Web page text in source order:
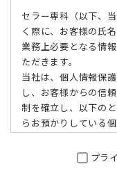
セラー専科（以下、
く際に、お客様の氏
業務上必要となる情
ただきます。
当社は、個人情報保
し、お客様からの信
制を確立し、以下の
らお預かりしている
個人情報の利用目的
プラ